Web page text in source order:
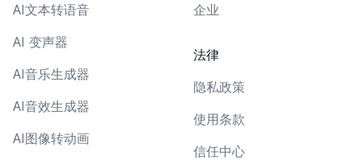
AI文本转语音
AI 变声器
AI音乐生成器
AI音效生成器
AI图像转动画
企业
法律
隐私政策
使用条款
信任中心